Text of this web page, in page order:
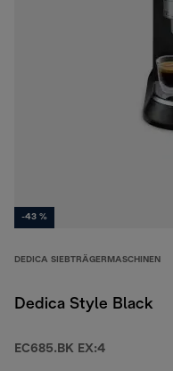
-43 %
DEDICA SIEBTRÄGERMASCHINEN
Dedica Style Black
EC685.BK EX:4